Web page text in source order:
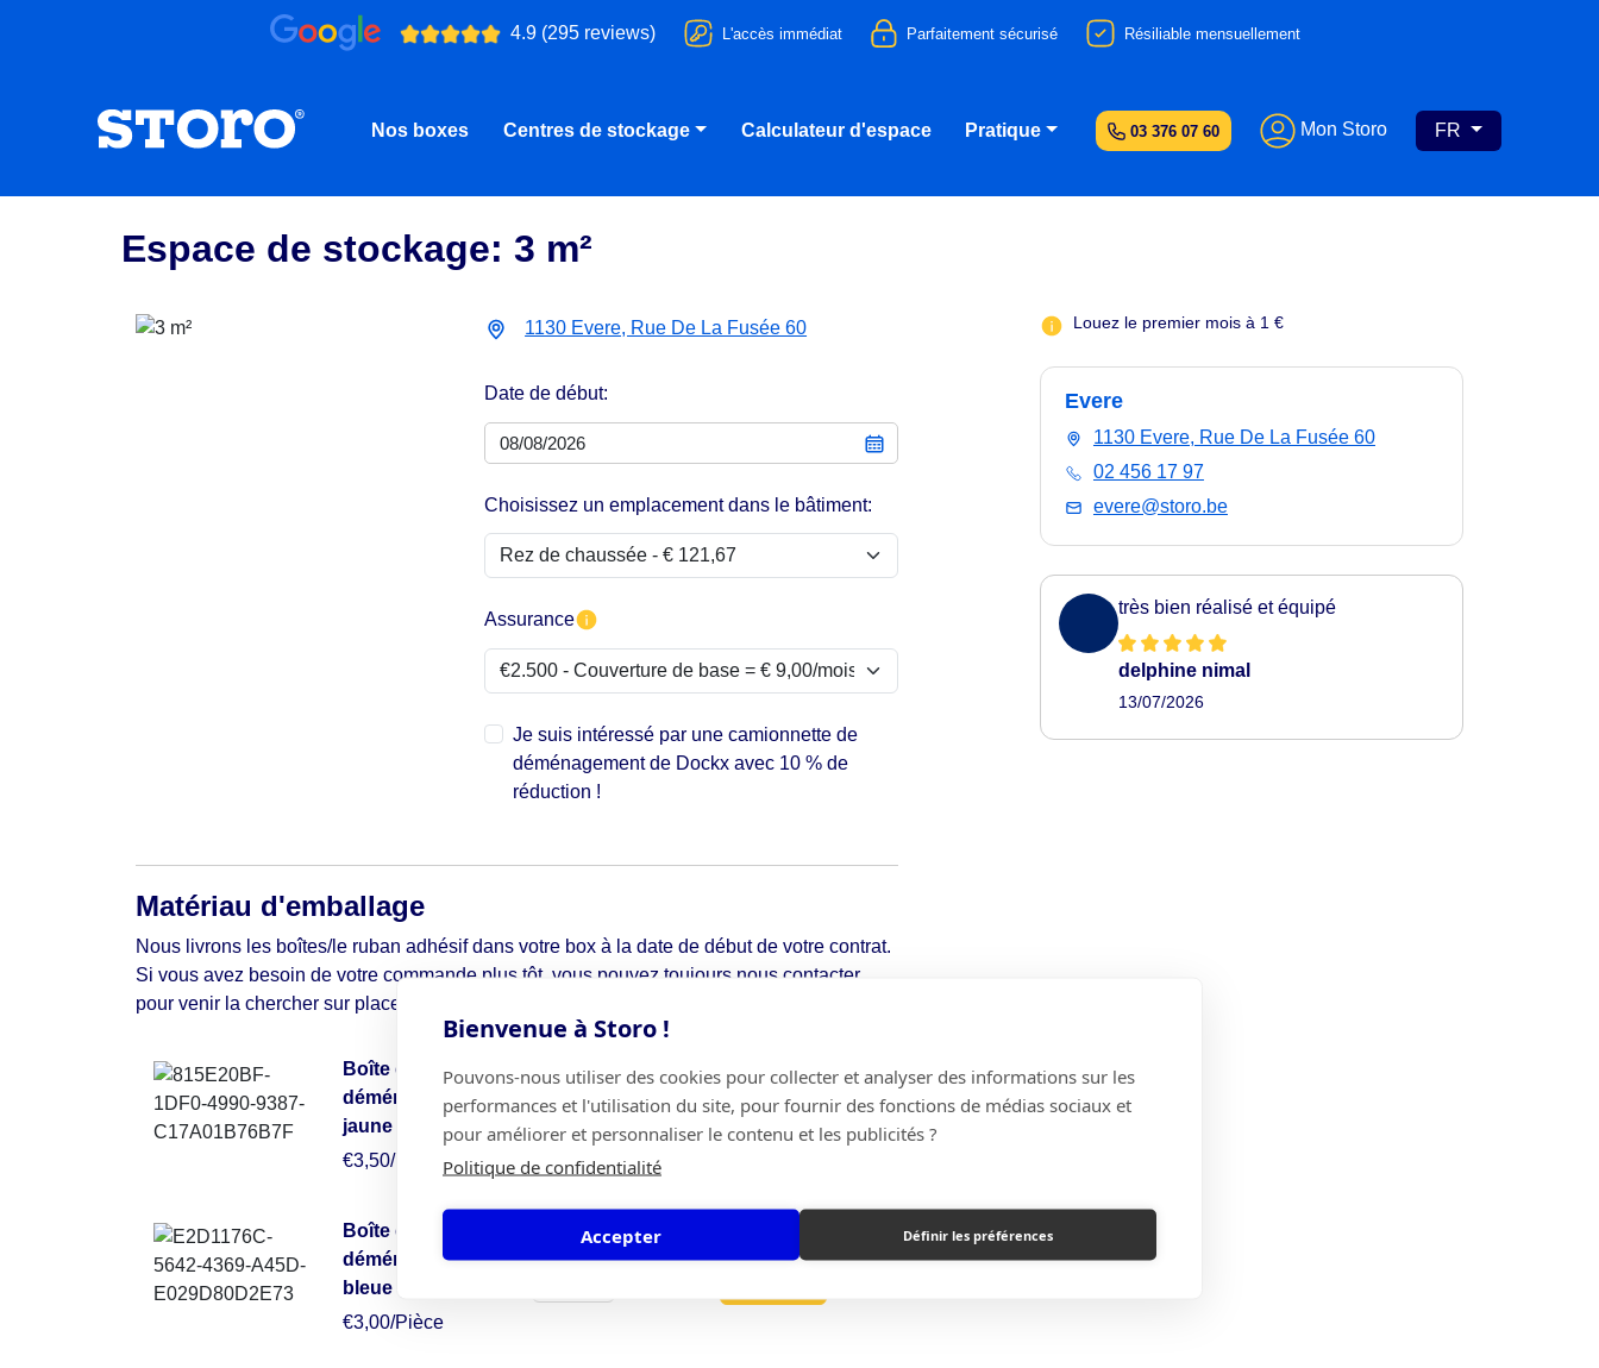
Bienvenue à Storo !
Pouvons-nous utiliser des cookies pour collecter et analyser des informations sur les
performances et l'utilisation du site, pour fournir des fonctions de médias sociaux et
pour améliorer et personnaliser le contenu et les publicités ?
Politique de confidentialité
Accepter Définir les préférences
4.9 (295 reviews) L'accès immédiat Parfaitement sécurisé Résiliable mensuellement
03 376 07 60 Mon Storo FR
Nos boxes Centres de stockage Calculateur d'espace Pratique
Espace de stockage: 3 m²
1130 Evere, Rue De La Fusée 60
Date de début:
Choisissez un emplacement dans le bâtiment:
Assurance
Je suis intéressé par une camionnette de
déménagement de Dockx avec 10 % de
réduction !
Matériau d'emballage
Nous livrons les boîtes/le ruban adhésif dans votre box à la date de début de votre contrat.
Si vous avez besoin de votre commande plus tôt, vous pouvez toujours nous contacter
pour venir la chercher sur place.
Boîte de
déménagement
jaune (50x50x30)
€3,50/Pièce
Ajouter
Boîte de
déménagement
bleue (49x34x38)
€3,00/Pièce
Louez le premier mois à 1 €
Evere
1130 Evere, Rue De La Fusée 60
02 456 17 97
evere@storo.be
très bien réalisé et équipé
delphine nimal
13/07/2026